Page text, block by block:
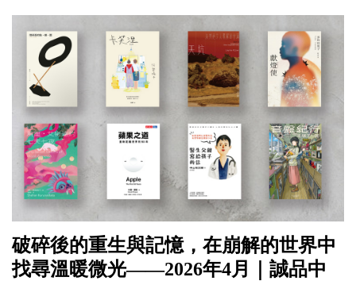
破碎後的重生與記憶，在崩解的世界中
找尋溫暖微光——2026年4月｜誠品中